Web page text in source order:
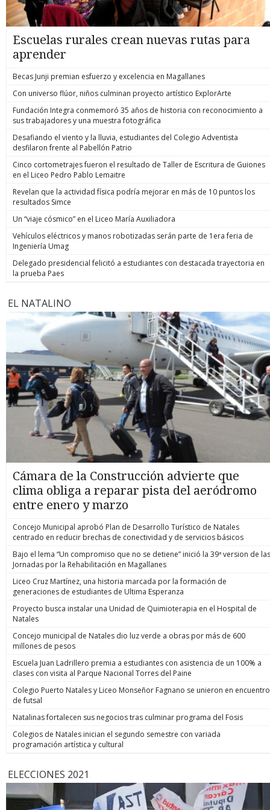
Escuelas rurales crean nuevas rutas para
aprender
Becas Junji premian esfuerzo y excelencia en Magallanes
Con universo flúor, niños culminan proyecto artístico ExplorArte
Fundación Integra conmemoró 35 años de historia con reconocimiento a
sus trabajadores y una muestra fotográfica
Desafiando el viento y la lluvia, estudiantes del Colegio Adventista
desfilaron frente al Pabellón Patrio
Cinco cortometrajes fueron el resultado de Taller de Escritura de Guiones
en el Liceo Pedro Pablo Lemaitre
Revelan que la actividad física podría mejorar en más de 10 puntos los
resultados Simce
Un “viaje cósmico” en el Liceo María Auxiliadora
Vehículos eléctricos y manos robotizadas serán parte de 1era feria de
Ingeniería Umag
Delegado presidencial felicitó a estudiantes con destacada trayectoria en
la prueba Paes
EL NATALINO
Cámara de la Construcción advierte que
clima obliga a reparar pista del aeródromo
entre enero y marzo
Concejo Municipal aprobó Plan de Desarrollo Turístico de Natales
centrado en reducir brechas de conectividad y de servicios básicos
Bajo el lema “Un compromiso que no se detiene” inició la 39ª version de las
Jornadas por la Rehabilitación en Magallanes
Liceo Cruz Martínez, una historia marcada por la formación de
generaciones de estudiantes de Ultima Esperanza
Proyecto busca instalar una Unidad de Quimioterapia en el Hospital de
Natales
Concejo municipal de Natales dio luz verde a obras por más de 600
millones de pesos
Escuela Juan Ladrillero premia a estudiantes con asistencia de un 100% a
clases con visita al Parque Nacional Torres del Paine
Colegio Puerto Natales y Liceo Monseñor Fagnano se unieron en encuentro
de futsal
Natalinas fortalecen sus negocios tras culminar programa del Fosis
Colegios de Natales inician el segundo semestre con variada
programación artística y cultural
ELECCIONES 2021